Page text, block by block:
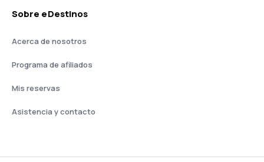
Sobre eDestinos
Acerca de nosotros
Programa de afiliados
Mis reservas
Asistencia y contacto